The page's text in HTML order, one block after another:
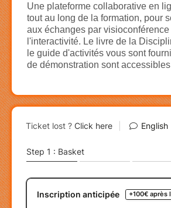
Une plateforme collaborative en
tout au long de la formation, pour
aux échanges par
l'interactivité. Le livre de la
le guide d'activités vous sont
de démonstration sont